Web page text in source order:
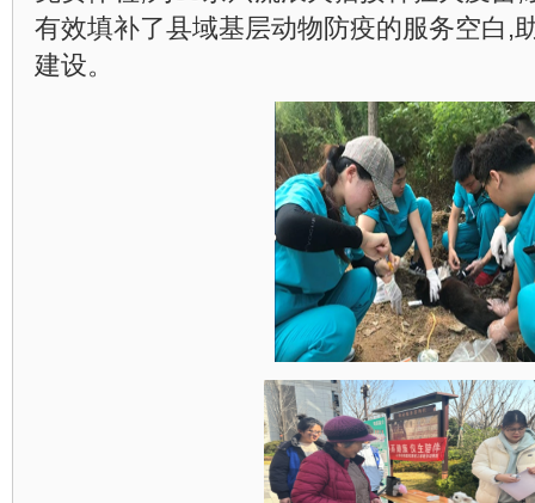
有效填补了县域基层动物防疫的服务空白,
建设。